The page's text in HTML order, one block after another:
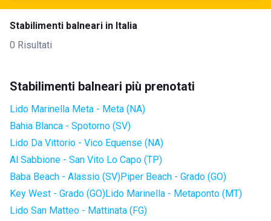
Stabilimenti balneari in Italia
0 Risultati
Stabilimenti balneari più prenotati
Lido Marinella Meta - Meta (NA)
Bahia Blanca - Spotorno (SV)
Lido Da Vittorio - Vico Equense (NA)
Al Sabbione - San Vito Lo Capo (TP)
Baba Beach - Alassio (SV)Piper Beach - Grado (GO)
Key West - Grado (GO)Lido Marinella - Metaponto (MT)
Lido San Matteo - Mattinata (FG)